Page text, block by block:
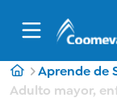
Aprende de
Adulto mayor,